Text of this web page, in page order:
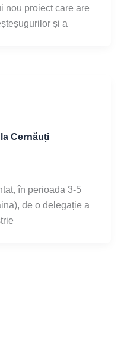
nou proiect care are
și a
Cernăuți
în perioada 3-5
de o delegație a